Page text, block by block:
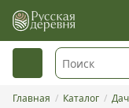
Главная Каталог